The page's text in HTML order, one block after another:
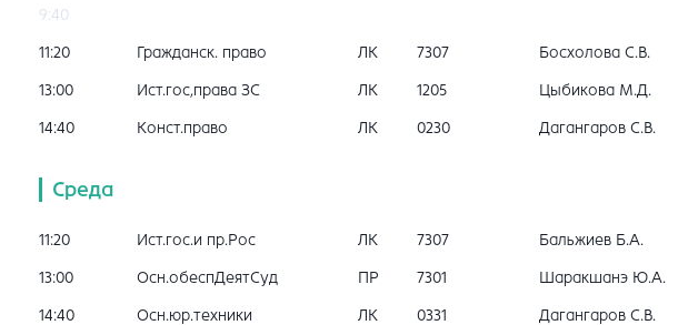
9:40
11:20 Гражданск. право ЛК 7307 Босхолова С.В.
13:00 Ист.гос,права ЗС ЛК 1205 Цыбикова М.Д.
14:40 Конст.право ЛК 0230 Дагангаров С.В.
Среда
11:20 Ист.гос.и пр.Рос ЛК 7307 Бальжиев Б.А.
13:00 Осн.обеспДеятСуд ПР 7301 Шаракшанэ Ю.А.
14:40 Осн.юр.техники ЛК 0331 Дагангаров С.В.